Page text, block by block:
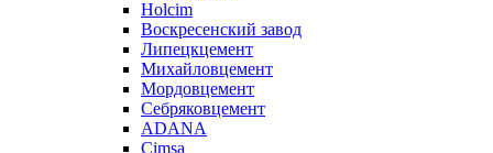
Holcim
Воскресенский завод
Липецкцемент
Михайловцемент
Мордовцемент
Себряковцемент
ADANA
Cimsa